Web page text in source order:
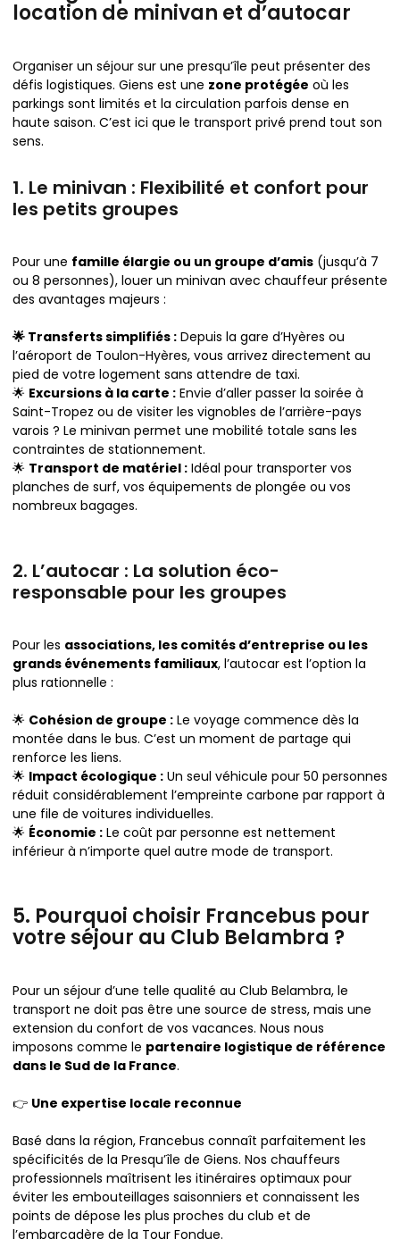
location de minivan et d’autocar
Organiser un séjour sur une presqu’île peut présenter des
défis logistiques. Giens est une zone protégée où les
parkings sont limités et la circulation parfois dense en
haute saison. C’est ici que le transport privé prend tout son
sens.
1. Le minivan : Flexibilité et confort pour
les petits groupes
Pour une famille élargie ou un groupe d’amis (jusqu’à 7
ou 8 personnes), louer un minivan avec chauffeur présente
des avantages majeurs :
🌟 Transferts simplifiés : Depuis la gare d’Hyères ou
l’aéroport de Toulon-Hyères, vous arrivez directement au
pied de votre logement sans attendre de taxi.
🌟 Excursions à la carte : Envie d’aller passer la soirée à
Saint-Tropez ou de visiter les vignobles de l’arrière-pays
varois ? Le minivan permet une mobilité totale sans les
contraintes de stationnement.
🌟 Transport de matériel : Idéal pour transporter vos
planches de surf, vos équipements de plongée ou vos
nombreux bagages.
2. L’autocar : La solution éco-
responsable pour les groupes
Pour les associations, les comités d’entreprise ou les
grands événements familiaux, l’autocar est l’option la
plus rationnelle :
🌟 Cohésion de groupe : Le voyage commence dès la
montée dans le bus. C’est un moment de partage qui
renforce les liens.
🌟 Impact écologique : Un seul véhicule pour 50 personnes
réduit considérablement l’empreinte carbone par rapport à
une file de voitures individuelles.
🌟 Économie : Le coût par personne est nettement
inférieur à n’importe quel autre mode de transport.
5. Pourquoi choisir Francebus pour
votre séjour au Club Belambra ?
Pour un séjour d’une telle qualité au Club Belambra, le
transport ne doit pas être une source de stress, mais une
extension du confort de vos vacances. Nous nous
imposons comme le partenaire logistique de référence
dans le Sud de la France.
👉 Une expertise locale reconnue
Basé dans la région, Francebus connaît parfaitement les
spécificités de la Presqu’île de Giens. Nos chauffeurs
professionnels maîtrisent les itinéraires optimaux pour
éviter les embouteillages saisonniers et connaissent les
points de dépose les plus proches du club et de
l’embarcadère de la Tour Fondue.